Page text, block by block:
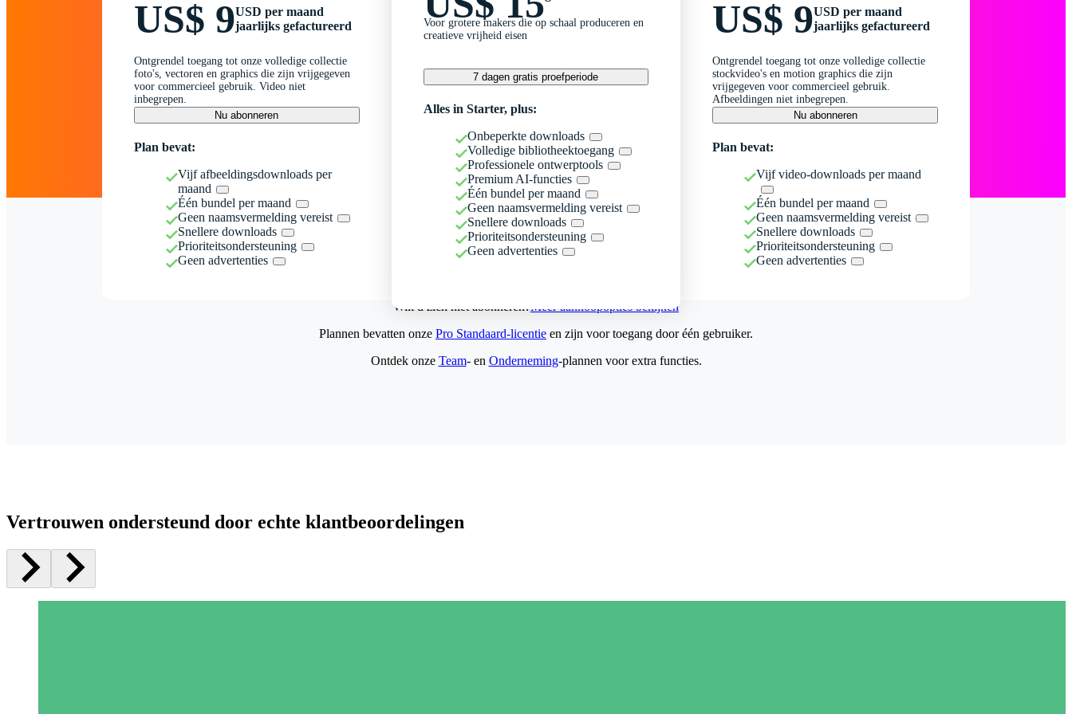
US$ 9USD per maand
jaarlijks gefactureerd
Ontgrendel toegang tot onze volledige collectie
foto's, vectoren en graphics die zijn vrijgegeven
voor commercieel gebruik. Video niet
inbegrepen.
Nu abonneren
Plan bevat:
Vijf afbeeldingsdownloads per
maand
Één bundel per maand
Geen naamsvermelding vereist
Snellere downloads
Prioriteitsondersteuning
Geen advertenties
Voor grotere makers die op schaal produceren en
creatieve vrijheid eisen
7 dagen gratis proefperiode
Alles in Starter, plus:
Onbeperkte downloads
Volledige bibliotheektoegang
Professionele ontwerptools
Premium AI-functies
Één bundel per maand
Geen naamsvermelding vereist
Snellere downloads
Prioriteitsondersteuning
Geen advertenties
US$ 9USD per maand
jaarlijks gefactureerd
Ontgrendel toegang tot onze volledige collectie
stockvideo's en motion graphics die zijn
vrijgegeven voor commercieel gebruik.
Afbeeldingen niet inbegrepen.
Nu abonneren
Plan bevat:
Vijf video-downloads per maand
Één bundel per maand
Geen naamsvermelding vereist
Snellere downloads
Prioriteitsondersteuning
Geen advertenties
Wilt u zich niet abonneren?Meer aankoopopties bekijken
Plannen bevatten onze Pro Standaard-licentie en zijn voor toegang door één gebruiker.
Ontdek onze Team- en Onderneming-plannen voor extra functies.
Vertrouwen ondersteund door echte klantbeoordelingen